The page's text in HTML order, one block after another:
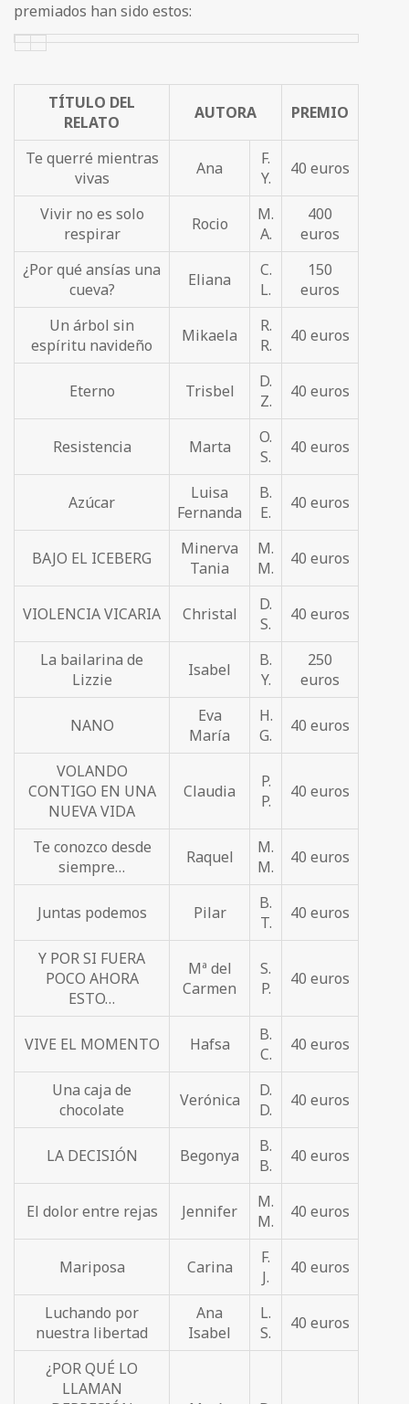
premiados han sido estos:
TÍTULO DEL
RELATO
AUTORA PREMIO
Te querré mientras
vivas
Ana
F.
Y.
40 euros
Vivir no es solo
respirar
Rocio
M.
A.
400
euros
¿Por qué ansías una
cueva?
Eliana
C.
L.
150
euros
Un árbol sin
espíritu navideño
Mikaela
R.
R.
40 euros
Eterno Trisbel
D.
Z.
40 euros
Resistencia Marta
O.
S.
40 euros
Azúcar
Luisa
Fernanda
B.
E.
40 euros
BAJO EL ICEBERG
Minerva
Tania
M.
M.
40 euros
VIOLENCIA VICARIA Christal
D.
S.
40 euros
La bailarina de
Lizzie
Isabel
B.
Y.
250
euros
NANO
Eva
María
H.
G.
40 euros
VOLANDO
CONTIGO EN UNA
NUEVA VIDA
Claudia
P.
P.
40 euros
Te conozco desde
siempre…
Raquel
M.
M.
40 euros
Juntas podemos Pilar
B.
T.
40 euros
Y POR SI FUERA
POCO AHORA
ESTO…
Mª del
Carmen
S.
P.
40 euros
VIVE EL MOMENTO Hafsa
B.
C.
40 euros
Una caja de
chocolate
Verónica
D.
D.
40 euros
LA DECISIÓN Begonya
B.
B.
40 euros
El dolor entre rejas Jennifer
M.
M.
40 euros
Mariposa Carina
F.
J.
40 euros
Luchando por
nuestra libertad
Ana
Isabel
L.
S.
40 euros
¿POR QUÉ LO
LLAMAN